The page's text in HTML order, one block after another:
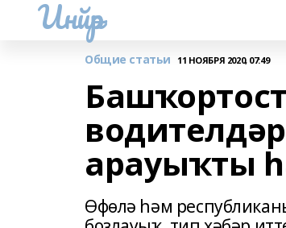
Инйәр
Общие статьи 11 НОЯБРЯ 2020, 07:49
арауыҡты
Өфөлә һәм